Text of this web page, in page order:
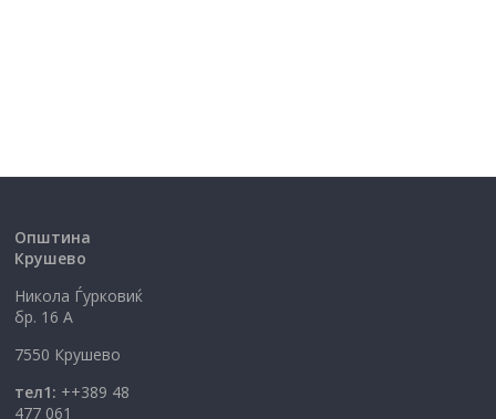
Општина
Крушево
Никола Ѓурковиќ
бр. 16 А
7550 Крушево
тел1: ++389 48
477 061